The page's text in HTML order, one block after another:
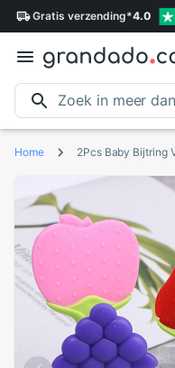
Gratis verzending*4.0
Home